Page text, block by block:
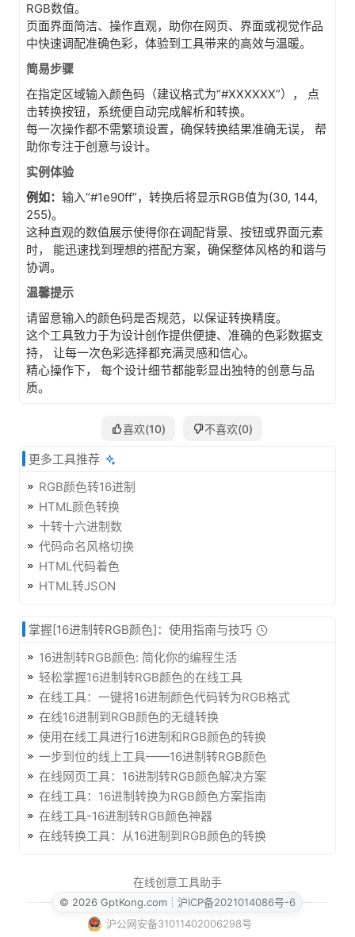
RGB数值。
页面界面简洁、操作直观，助你在网页、界面或视觉作品
中快速调配准确色彩，体验到工具带来的高效与温暖。
简易步骤
在指定区域输入颜色码（建议格式为“#XXXXXX”）， 点
击转换按钮，系统便自动完成解析和转换。
每一次操作都不需繁琐设置，确保转换结果准确无误， 帮
助你专注于创意与设计。
实例体验
例如： 输入“#1e90ff”，转换后将显示RGB值为(30, 144,
255)。
这种直观的数值展示使得你在调配背景、按钮或界面元素
时， 能迅速找到理想的搭配方案，确保整体风格的和谐与
协调。
温馨提示
请留意输入的颜色码是否规范，以保证转换精度。
这个工具致力于为设计创作提供便捷、准确的色彩数据支
持， 让每一次色彩选择都充满灵感和信心。
精心操作下， 每个设计细节都能彰显出独特的创意与品
质。
喜欢(10) 不喜欢(0)
更多工具推荐
RGB颜色转16进制
HTML颜色转换
十转十六进制数
代码命名风格切换
HTML代码着色
HTML转JSON
掌握[16进制转RGB颜色]：使用指南与技巧
16进制转RGB颜色: 简化你的编程生活
轻松掌握16进制转RGB颜色的在线工具
在线工具：一键将16进制颜色代码转为RGB格式
在线16进制到RGB颜色的无缝转换
使用在线工具进行16进制和RGB颜色的转换
一步到位的线上工具——16进制转RGB颜色
在线网页工具：16进制转RGB颜色解决方案
在线工具：16进制转换为RGB颜色方案指南
在线工具-16进制转RGB颜色神器
在线转换工具：从16进制到RGB颜色的转换
在线创意工具助手
© 2026 GptKong.com ┊ 沪ICP备2021014086号-6
沪公网安备31011402006298号